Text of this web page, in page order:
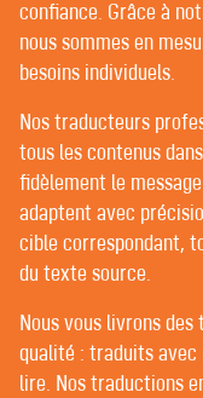
RÉVISEURS
CHEZ CONTEXT®,
D’UN SERVICE
N’AVONS QUE DE
Toutes les agences
soucieuses d’assurer
est question
Dans de nombreuses
confiance. Grâce à
nous sommes en
besoins individuels.
Nos traducteurs
tous les contenus
fidèlement le
adaptent avec
cible correspondant,
du texte source.
Nous vous livrons
qualité : traduits avec
lire. Nos traductions